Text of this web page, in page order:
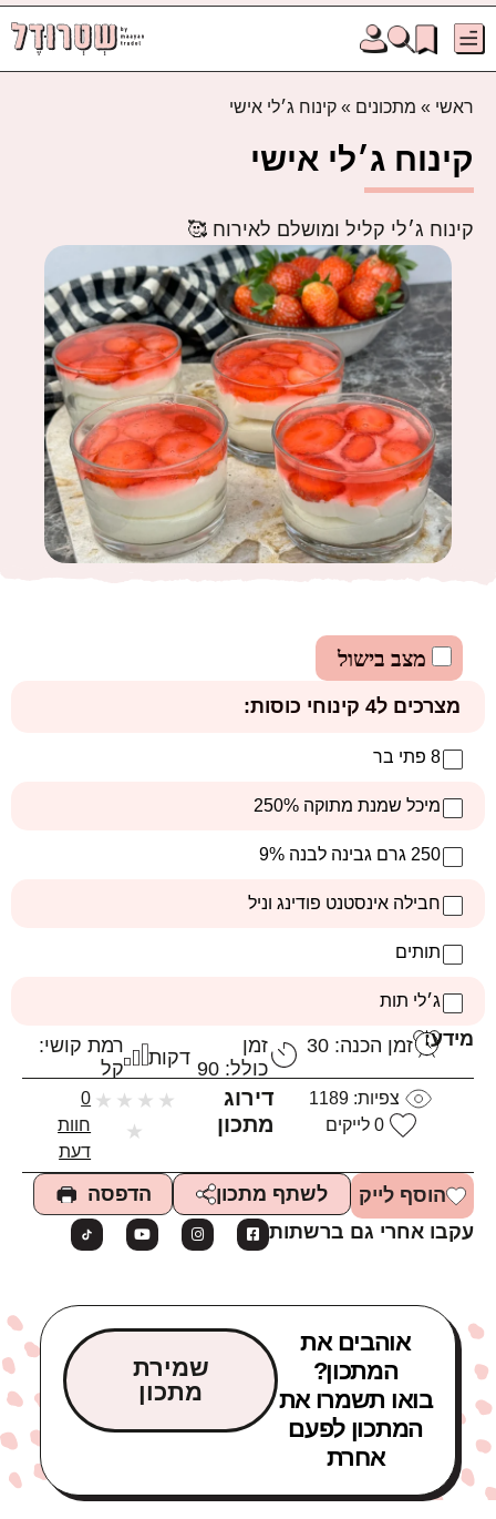
ראשי » מתכונים » קינוח ג׳לי אישי
קינוח ג׳לי אישי
קינוח ג׳לי קליל ומושלם לאירוח 🥰
מצב בישול
מצרכים ל4 קינוחי כוסות:
8 פתי בר
מיכל שמנת מתוקה 250%
250 גרם גבינה לבנה 9%
חבילה אינסטנט פודינג וניל
תותים
ג׳לי תות
מידע: זמן הכנה: 30
זמן
כולל: 90
דקות
רמת קושי:
קל
צפיות: 1189
0 לייקים
דירוג
מתכון
★
★
★
★
★
0
חוות
דעת
הוסף לייק לשתף מתכון
הדפסה
עקבו אחרי גם ברשתות
אוהבים את
המתכון?
בואו תשמרו את
המתכון לפעם
אחרת
שמירת
מתכון